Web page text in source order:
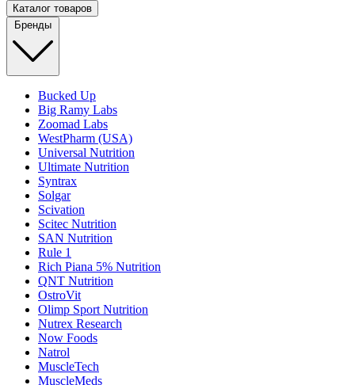
Каталог товаров
Бренды
Bucked Up
Big Ramy Labs
Zoomad Labs
WestPharm (USA)
Universal Nutrition
Ultimate Nutrition
Syntrax
Solgar
Scivation
Scitec Nutrition
SAN Nutrition
Rule 1
Rich Piana 5% Nutrition
QNT Nutrition
OstroVit
Olimp Sport Nutrition
Nutrex Research
Now Foods
Natrol
MuscleTech
MuscleMeds